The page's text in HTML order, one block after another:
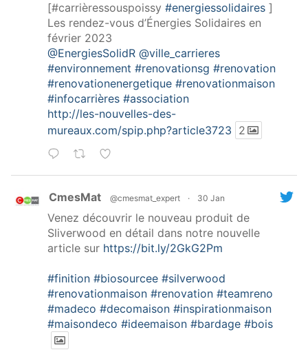
[#carrièressouspoissy #energiessolidaires ]
Les rendez-vous d’Énergies Solidaires en
février 2023
@EnergiesSolidR @ville_carrieres
#environnement #renovationsg #renovation
#renovationenergetique #renovationmaison
#infocarrières #association
http://les-nouvelles-des-
mureaux.com/spip.php?article3723 2
CmesMat @cmesmat_expert · 30 Jan
Venez découvrir le nouveau produit de
Sliverwood en détail dans notre nouvelle
article sur https://bit.ly/2GkG2Pm
#finition #biosourcee #silverwood
#renovationmaison #renovation #teamreno
#madeco #decomaison #inspirationmaison
#maisondeco #ideemaison #bardage #bois